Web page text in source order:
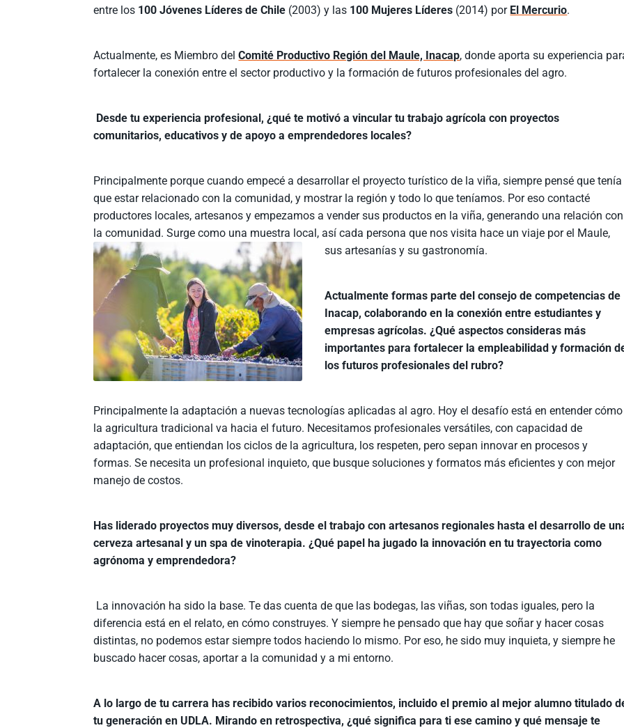
entre los 100 Jóvenes Líderes de Chile (2003) y las 100 Mujeres Líderes (2014) por El Mercurio.
Actualmente, es Miembro delComité Productivo Región del Maule, Inacap, donde aporta su experiencia
fortalecer la conexión entre el sector productivo y la formación de futuros profesionales del agro.
Desde tu experiencia profesional, ¿qué te motivó a vincular tu trabajo agrícola con proyectos
comunitarios, educativos y de apoyo a emprendedores locales?
Principalmente porque cuando empecé a desarrollar el proyecto turístico de la viña, siempre pensé que tenía
que estar relacionado con la comunidad, y mostrar la región y todo lo que teníamos. Por eso contacté
productores locales, artesanos y empezamos a vender sus productos en la viña, generando una relación con
la comunidad. Surge como una muestra local, así cada persona que nos visita hace un viaje por el Maule,
sus artesanías y su gastronomía.
Actualmente formas parte del consejo de competencias de
Inacap, colaborando en la conexión entre estudiantes y
empresas agrícolas. ¿Qué aspectos consideras más
importantes para fortalecer la empleabilidad y formación
los futuros profesionales del rubro?
Principalmente la adaptación a nuevas tecnologías aplicadas al agro. Hoy el desafío está en entender cómo
la agricultura tradicional va hacia el futuro. Necesitamos profesionales versátiles, con capacidad de
adaptación, que entiendan los ciclos de la agricultura, los respeten, pero sepan innovar en procesos y
formas. Se necesita un profesional inquieto, que busque soluciones y formatos más eficientes y con mejor
manejo de costos.
Has liderado proyectos muy diversos, desde el trabajo con artesanos regionales hasta el desarrollo de
cerveza artesanal y un spa de vinoterapia. ¿Qué papel ha jugado la innovación en tu trayectoria como
agrónoma y emprendedora?
La innovación ha sido la base. Te das cuenta de que las bodegas, las viñas, son todas iguales, pero la
diferencia está en el relato, en cómo construyes. Y siempre he pensado que hay que soñar y hacer cosas
distintas, no podemos estar siempre todos haciendo lo mismo. Por eso, he sido muy inquieta, y siempre he
buscado hacer cosas, aportar a la comunidad y a mi entorno.
A lo largo de tu carrera has recibido varios reconocimientos, incluido el premio al mejor alumno titulado
tu generación en UDLA. Mirando en retrospectiva, ¿qué significa para ti ese camino y qué mensaje te